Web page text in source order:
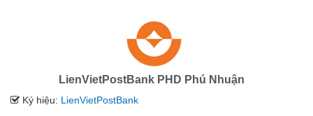
LienVietPostBank PHD Phú Nhuận
Ký hiệu: LienVietPostBank